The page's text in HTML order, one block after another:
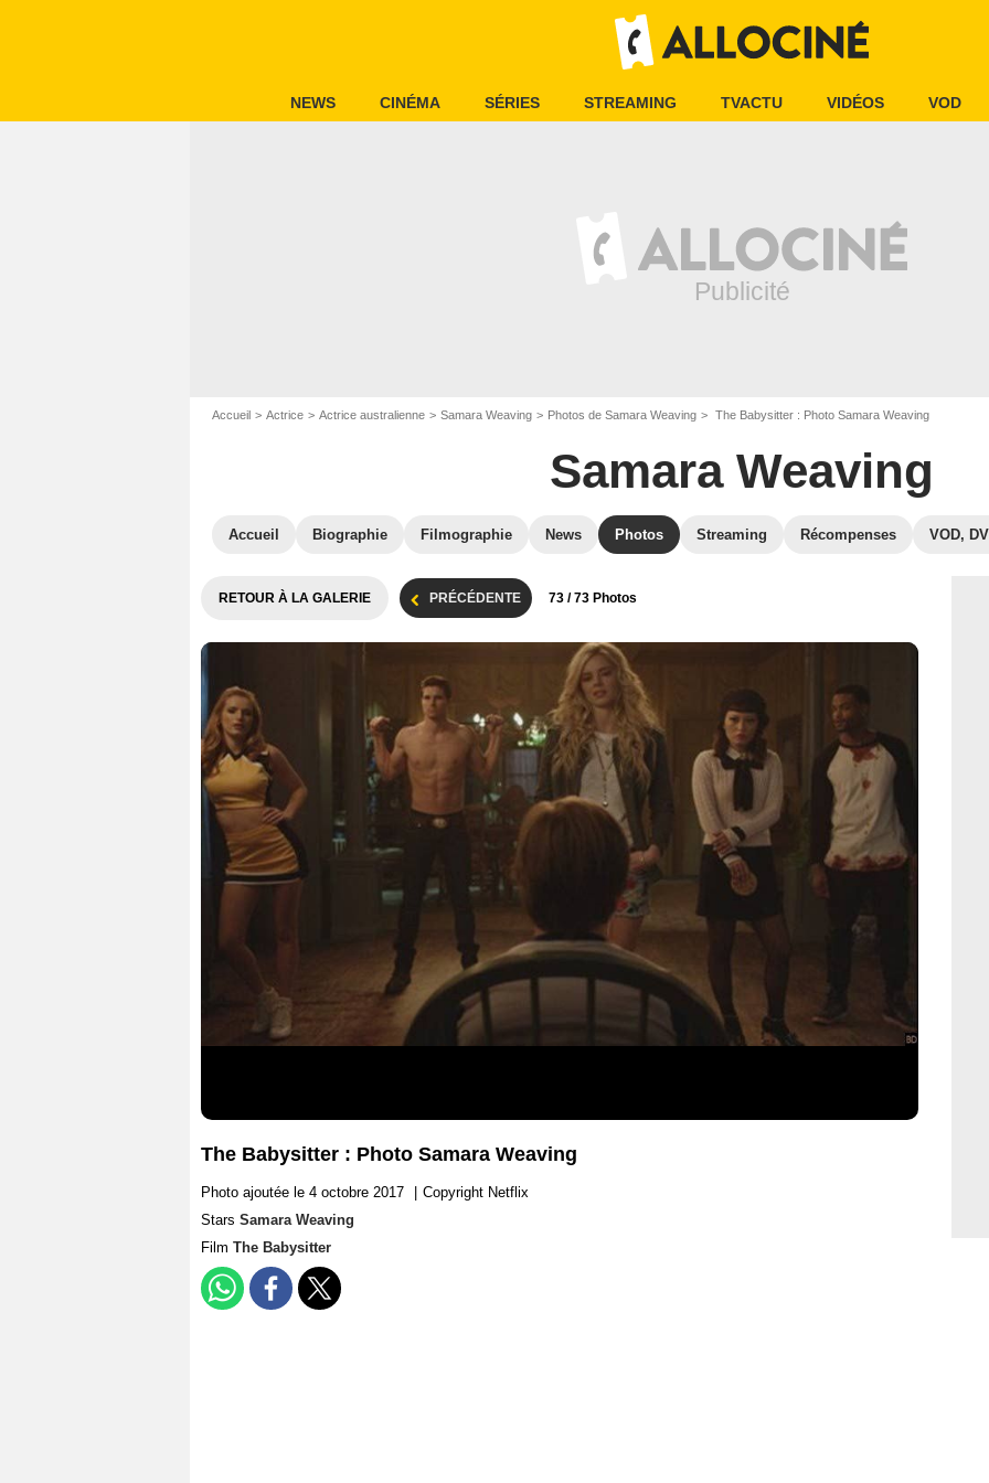
NEWS CINÉMA SÉRIES STREAMING TVACTU VIDÉOS VOD
Accueil Actrice Actrice australienne Samara Weaving Photos de Samara Weaving The Babysitter : Photo Samara Weaving
Samara Weaving
Accueil Biographie Filmographie News Photos Streaming Récompenses VOD,
RETOUR À LA GALERIE PRÉCÉDENTE 73 / 73 Photos
The Babysitter : Photo Samara Weaving
Photo ajoutée le 4 octobre 2017
Copyright Netflix
Stars Samara Weaving
Film The Babysitter